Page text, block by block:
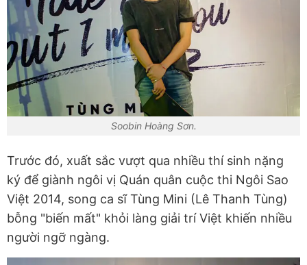
Soobin Hoàng Sơn.
Trước đó, xuất sắc vượt qua nhiều thí sinh nặng
ký để giành ngôi vị Quán quân cuộc thi Ngôi Sao
Việt 2014, song ca sĩ Tùng Mini (Lê Thanh Tùng)
bỗng "biến mất" khỏi làng giải trí Việt khiến nhiều
người ngỡ ngàng.